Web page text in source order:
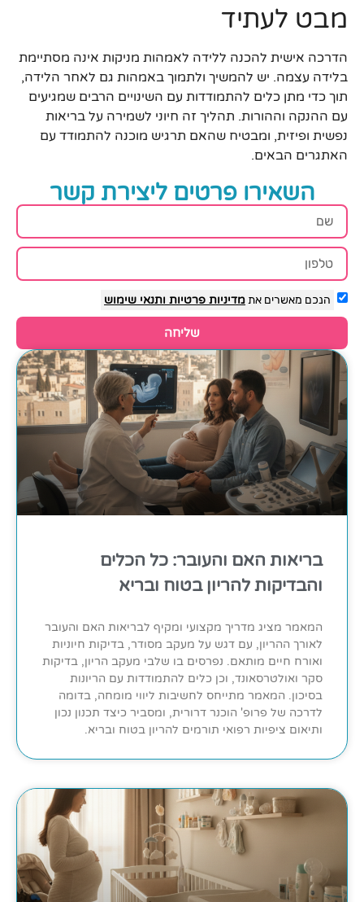
מבט לעתיד
הדרכה אישית להכנה ללידה לאמהות מניקות אינה מסתיימת
בלידה עצמה. יש להמשיך ולתמוך באמהות גם לאחר הלידה,
תוך כדי מתן כלים להתמודדות עם השינויים הרבים שמגיעים
עם ההנקה וההורות. תהליך זה חיוני לשמירה על בריאות
נפשית ופיזית, ומבטיח שהאם תרגיש מוכנה להתמודד עם
האתגרים הבאים.
השאירו פרטים ליצירת קשר
הנכם מאשרים אתמדיניות פרטיות ותנאי שימוש
שליחה
בריאות האם והעובר: כל הכלים
והבדיקות להריון בטוח ובריא
המאמר מציג מדריך מקצועי ומקיף לבריאות האם והעובר
לאורך ההריון, עם דגש על מעקב מסודר, בדיקות חיוניות
ואורח חיים מותאם. נפרסים בו שלבי מעקב הריון, בדיקות
סקר ואולטרסאונד, וכן כלים להתמודדות עם הריונות
בסיכון. המאמר מתייחס לחשיבות ליווי מומחה, בדומה
לדרכה של פרופ' הוכנר דרורית, ומסביר כיצד תכנון נכון
ותיאום ציפיות רפואי תורמים להריון בטוח ובריא.